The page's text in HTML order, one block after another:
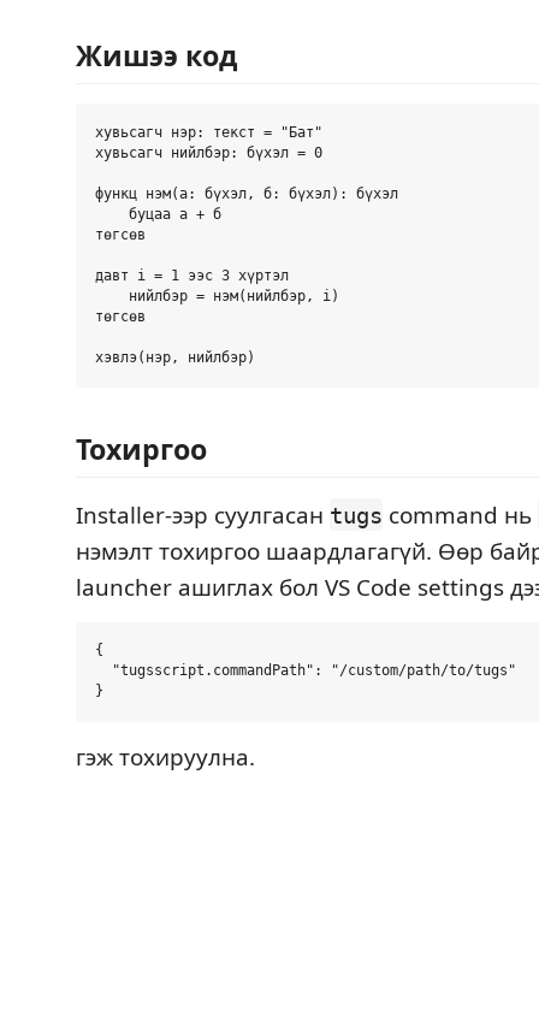
Жишээ код
хувьсагч нэр: текст = "Бат"
хувьсагч нийлбэр: бүхэл = 0
функц нэм(а: бүхэл, б: бүхэл): бүхэл
    буцаа а + б
төгсөв
давт i = 1 ээс 3 хүртэл
    нийлбэр = нэм(нийлбэр, i)
төгсөв
Тохиргоо
Installer-ээр суулгасан tugs command нь
нэмэлт тохиргоо шаардлагагүй. Өөр
launcher ашиглах бол VS Code settings
{
  "tugsscript.commandPath": "/custom/path/to/tugs"
гэж тохируулна.